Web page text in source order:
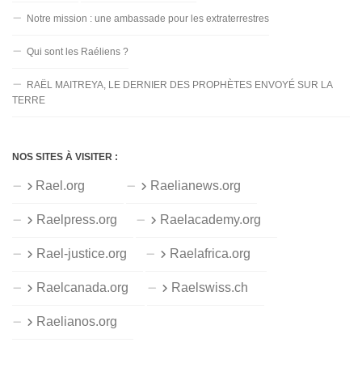
Notre mission : une ambassade pour les extraterrestres
Qui sont les Raéliens ?
RAËL MAITREYA, LE DERNIER DES PROPHÈTES ENVOYÉ SUR LA
TERRE
NOS SITES À VISITER :
Rael.org Raelianews.org
Raelpress.org Raelacademy.org
Rael-justice.org Raelafrica.org
Raelcanada.org Raelswiss.ch
Raelianos.org